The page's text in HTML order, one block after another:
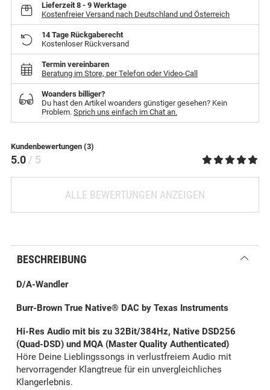
Lieferzeit8 - 9 Werktage
Kostenfreier Versand nach Deutschland und Österreich
14 Tage Rückgaberecht
Kostenloser Rückversand
Termin vereinbaren
Beratung im Store, per Telefon oder Video-Call
Woanders billiger?
Du hast den Artikel woanders günstiger gesehen? Kein
Problem. Sprich uns einfach im Chat an.
Kundenbewertungen (3)
5.0 / 5
ALLE BEWERTUNGEN ANZEIGEN
BESCHREIBUNG
D/A-Wandler
Burr-Brown True Native® DAC by Texas Instruments
Hi-Res Audio mit bis zu 32Bit/384Hz, Native DSD256
(Quad-DSD) und MQA (Master Quality Authenticated)
Höre Deine Lieblingssongs in verlustfreiem Audio mit
hervorragender Klangtreue für ein unvergleichliches
Klangerlebnis.